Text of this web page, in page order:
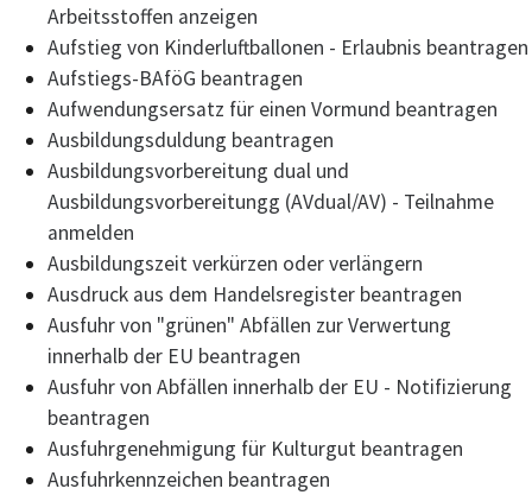
Arbeitsstoffen anzeigen
Aufstieg von Kinderluftballonen - Erlaubnis beantragen
Aufstiegs-BAföG beantragen
Aufwendungsersatz für einen Vormund beantragen
Ausbildungsduldung beantragen
Ausbildungsvorbereitung dual und
Ausbildungsvorbereitungg (AVdual/AV) - Teilnahme
anmelden
Ausbildungszeit verkürzen oder verlängern
Ausdruck aus dem Handelsregister beantragen
Ausfuhr von "grünen" Abfällen zur Verwertung
innerhalb der EU beantragen
Ausfuhr von Abfällen innerhalb der EU - Notifizierung
beantragen
Ausfuhrgenehmigung für Kulturgut beantragen
Ausfuhrkennzeichen beantragen